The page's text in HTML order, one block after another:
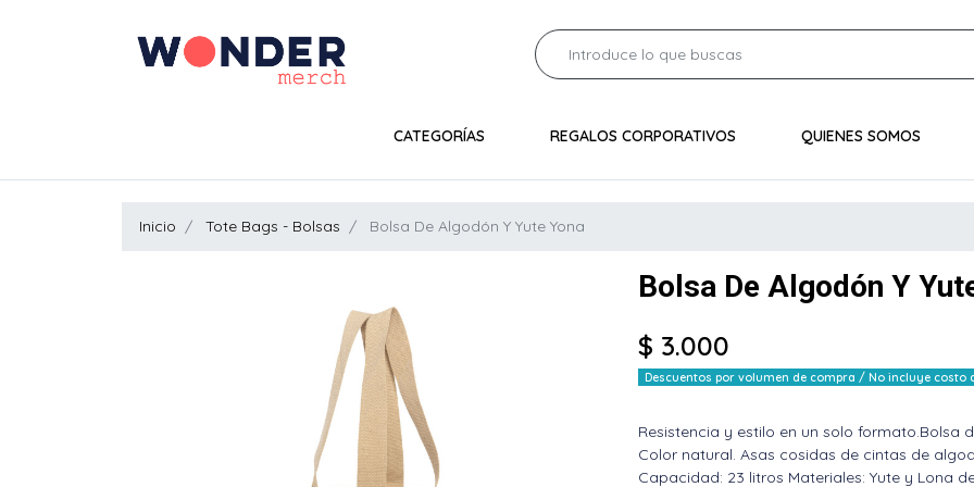
CATEGORÍAS REGALOS CORPORATIVOS QUIENES SOMOS
Inicio Tote Bags - Bolsas Bolsa De Algodón Y Yute Yona
Bolsa De Algodón Y
$ 3.000
Descuentos por volumen de compra / No incluye costo
Resistencia y estilo en un solo
Color natural. Asas cosidas de cintas de
Capacidad: 23 litros Materiales: Yute y Lona